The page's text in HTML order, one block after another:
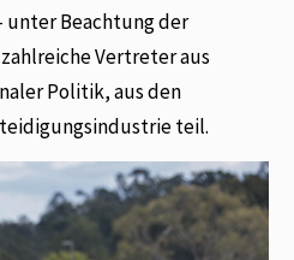
unter Beachtung der
Vertreter aus
Politik, aus den
teil.